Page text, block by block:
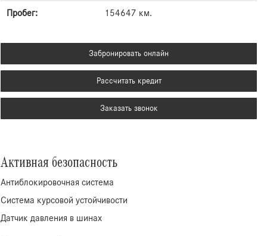
Пробег: 154647 км.
Забронировать онлайн
Рассчитать кредит
Заказать звонок
Активная безопасность
Антиблокировочная система
Система курсовой устойчивости
Датчик давления в шинах